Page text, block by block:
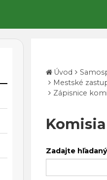
Úvod
Mestské
Zápisnice
Zadajte